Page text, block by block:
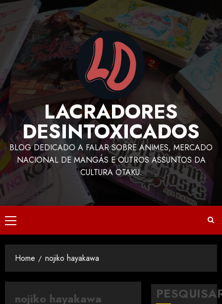
LACRADORES
DESINTOXICADOS
BLOG DEDICADO A FALAR SOBRE ANIMES, MERCADO
NACIONAL DE MANGÁS E OUTROS ASSUNTOS DA
CULTURA OTAKU.
Home nojiko hayakawa
nojiko hayakawa